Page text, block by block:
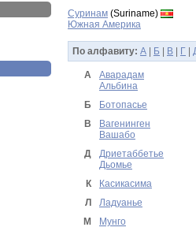
Суринам (Suriname)
Южная Америка
По алфавиту: А Б В Г
А
Аварадам
Альбина
Б
Ботопасье
В
Вагенинген
Вашабо
Д
Дриетаббетье
Дьомье
К
Касикасима
Л
Ладуанье
М
Мунго